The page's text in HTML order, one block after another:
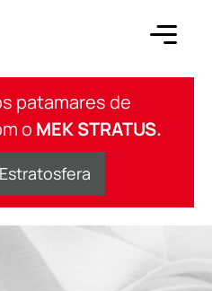
patamares de
o MEK STRATUS.